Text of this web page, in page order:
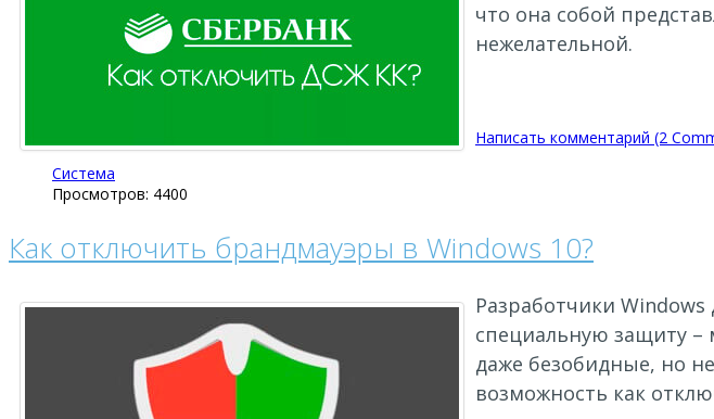
что она собой
нежелательной.
Написать комментарий (2
Система
Просмотров: 4400
Как отключить брандмауэры в Windows 10?
Разработчики
специальную защиту –
даже безобидные, но
возможность как